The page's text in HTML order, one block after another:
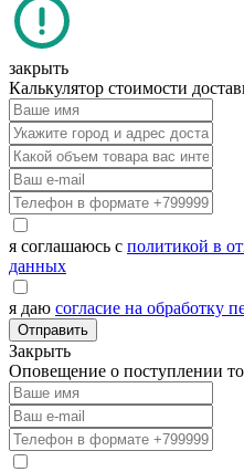
закрыть
Калькулятор стоимости
я соглашаюсь с политикой в
данных
я даю согласие на обработку
Отправить
Закрыть
Оповещение о поступлении